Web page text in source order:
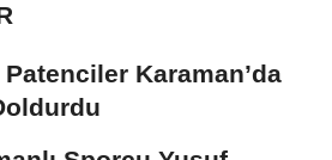
Karaman’da